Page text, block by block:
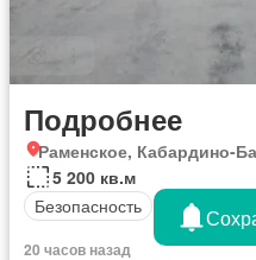
Подробнее
Раменское, Кабардино-
5 200 кв.м
Безопасность
20 часов назад